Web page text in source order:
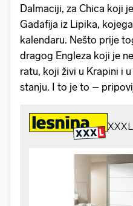
Dalmaciji, za Chica koji
Gadafija iz Lipika,
kalendaru. Nešto prije
dragog Engleza koji je
ratu, koji živi u Krapini i
stanju. I to je to –